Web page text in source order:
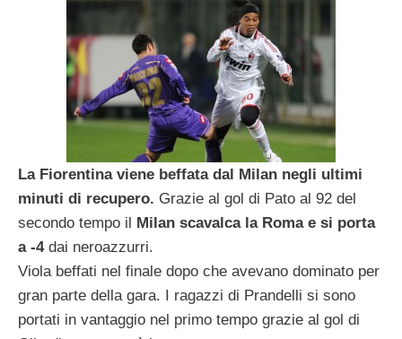
La Fiorentina viene beffata dal Milan negli ultimi
minuti di recupero. Grazie al gol di Pato al 92 del
secondo tempo il Milan scavalca la Roma e si porta
a -4 dai neroazzurri.
Viola beffati nel finale dopo che avevano dominato per
gran parte della gara. I ragazzi di Prandelli si sono
portati in vantaggio nel primo tempo grazie al gol di